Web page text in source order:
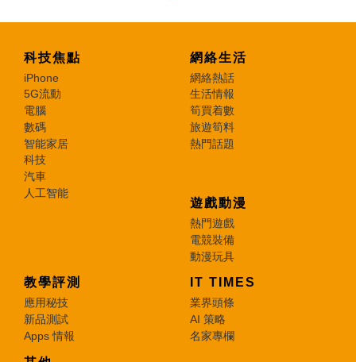
科技焦點
iPhone
5G流動
電腦
數碼
智能家居
科技
汽車
人工智能
網絡生活
網絡熱話
生活情報
筍買着數
旅遊筍料
熱門話題
遊戲動漫
熱門遊戲
電競裝備
動漫玩具
教學評測
應用秘技
新品測試
Apps 情報
IT TIMES
業界頭條
AI 策略
名家專欄